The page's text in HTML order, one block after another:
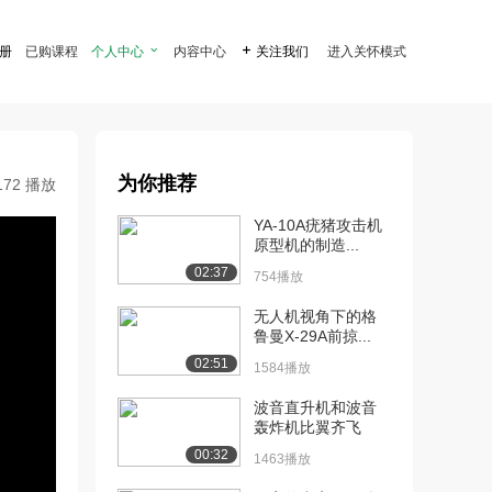
已购课程 个人中心  内容中心  关注我们 进入关怀模式
播放 为你推荐
02:37
YA-10A疣猪攻击机
原型机的制造...
754播放
02:51
无人机视角下的格
鲁曼X-29A前掠...
1584播放
00:32
波音直升机和波音
轰炸机比翼齐飞
1463播放